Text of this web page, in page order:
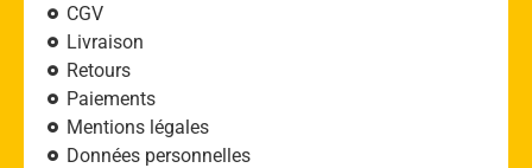
CGV
Livraison
Retours
Paiements
Mentions légales
Données personnelles